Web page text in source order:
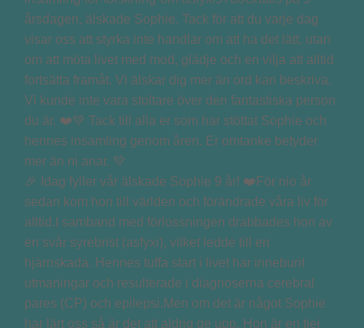
🎉 Idag fyller vår älskade Sophie 9 år! ❤️För nio år
sedan kom hon till världen och förändrade våra liv för
alltid.I samband med förlossningen drabbades hon av
en svår syrebrist (asfyxi), vilket ledde till en
hjärnskada. Hennes tuffa start i livet har inneburit
utmaningar och resulterade i diagnoserna cerebral
pares (CP) och epilepsi.Men om det är något Sophie
har lärt oss så är det att aldrig ge upp. Hon är en tjej